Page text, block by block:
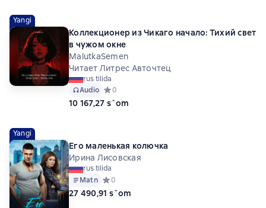
Yangi
Коллекционер из Чикаго начало: Тихий свет
в чужом окне
MalutkaSemen
Читает Литрес Авточтец
rus tilida
Audio Средний рейтинг 0 на основе 0 оценок
0
10 167,27 s`om
Yangi
Его маленькая колючка
Ирина Лисовская
rus tilida
Matn Средний рейтинг 0 на основе 0 оценок
0
27 490,91 s`om